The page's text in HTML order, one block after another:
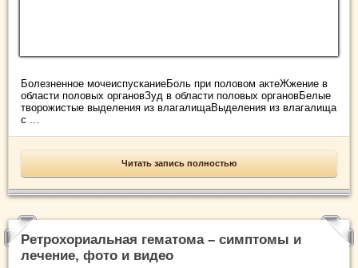
Болезненное мочеиспусканиеБоль при половом актеЖжение в
области половых органовЗуд в области половых органовБелые
творожистые выделения из влагалищаВыделения из влагалища
с ...
Читать запись полностью
Ретрохориальная гематома – симптомы и
лечение, фото и видео